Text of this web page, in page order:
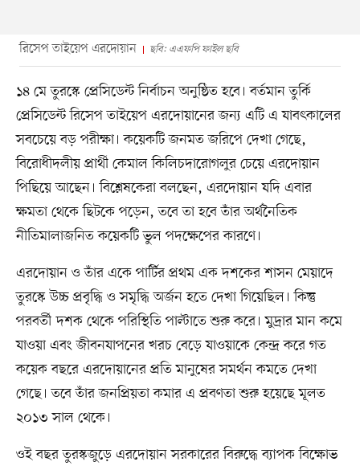
রিসেপ তাইয়েপ এরদোয়ান ছবি: এএফপি ফাইল ছবি
১৪ মে তুরস্কে প্রেসিডেন্ট নির্বাচন অনুষ্ঠিত হবে। বর্তমান তুর্কি
প্রেসিডেন্ট রিসেপ তাইয়েপ এরদোয়ানের জন্য এটি এ যাবৎকালের
সবচেয়ে বড় পরীক্ষা। কয়েকটি জনমত জরিপে দেখা গেছে,
বিরোধীদলীয় প্রার্থী কেমাল কিলিচদারোগলুর চেয়ে এরদোয়ান
পিছিয়ে আছেন। বিশ্লেষকেরা বলছেন, এরদোয়ান যদি এবার
ক্ষমতা থেকে ছিটকে পড়েন, তবে তা হবে তাঁর অর্থনৈতিক
নীতিমালাজনিত কয়েকটি ভুল পদক্ষেপের কারণে।
এরদোয়ান ও তাঁর একে পার্টির প্রথম এক দশকের শাসন মেয়াদে
তুরস্কে উচ্চ প্রবৃদ্ধি ও সমৃদ্ধি অর্জন হতে দেখা গিয়েছিল। কিন্তু
পরবর্তী দশক থেকে পরিস্থিতি পাল্টাতে শুরু করে। মুদ্রার মান কমে
যাওয়া এবং জীবনযাপনের খরচ বেড়ে যাওয়াকে কেন্দ্র করে গত
কয়েক বছরে এরদোয়ানের প্রতি মানুষের সমর্থন কমতে দেখা
গেছে। তবে তাঁর জনপ্রিয়তা কমার এ প্রবণতা শুরু হয়েছে মূলত
২০১৩ সাল থেকে।
ওই বছর তুরস্কজুড়ে এরদোয়ান সরকারের বিরুদ্ধে ব্যাপক বিক্ষোভ